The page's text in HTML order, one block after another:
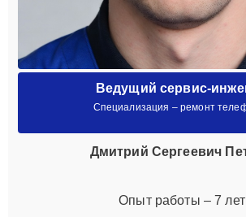
Ведущий сервис-
Специализация – ремонт
Дмитрий Сергеевич
Опыт работы – 7 лет